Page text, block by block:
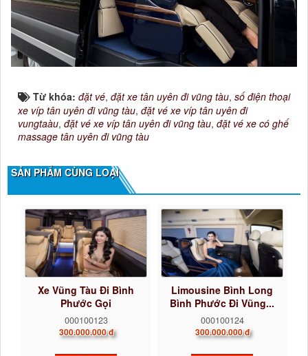
Từ khóa: đặt vé, đặt xe tân uyên đi vũng tàu, số điện thoại
xe víp tân uyên đi vũng tàu, đặt vé xe víp tân uyên đi
vungtaàu, đặt vé xe víp tân uyên đi vũng tàu, đặt vé xe có ghế
massage tân uyên đi vũng tàu
SẢN PHẨM CÙNG LOẠI
Xe Vũng Tàu Đi Bình
Phước Gọi
0922242225...
000100123
300.000.000 đ
Limousine Bình Long
Bình Phước Đi Vũng...
000100124
300.000.000 đ